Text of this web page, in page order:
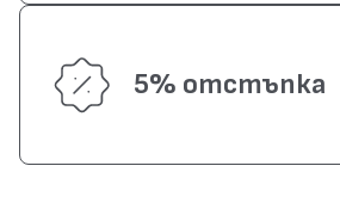
5% отстъпка